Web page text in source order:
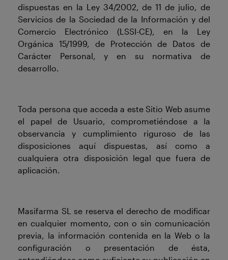
dispuestas en la Ley 34/2002, de 11 de julio, de
Servicios de la Sociedad de la Información y del
Comercio Electrónico (LSSI-CE), en la Ley
Orgánica 15/1999, de Protección de Datos de
Carácter Personal, y en su normativa de
desarrollo.
Toda persona que acceda a este Sitio Web asume
el papel de Usuario, comprometiéndose a la
observancia y cumplimiento riguroso de las
disposiciones aquí dispuestas, así como a
cualquiera otra disposición legal que fuera de
aplicación.
Masifarma SL se reserva el derecho de modificar
en cualquier momento, con o sin comunicación
previa, la información contenida en la Web o la
configuración o presentación de ésta,